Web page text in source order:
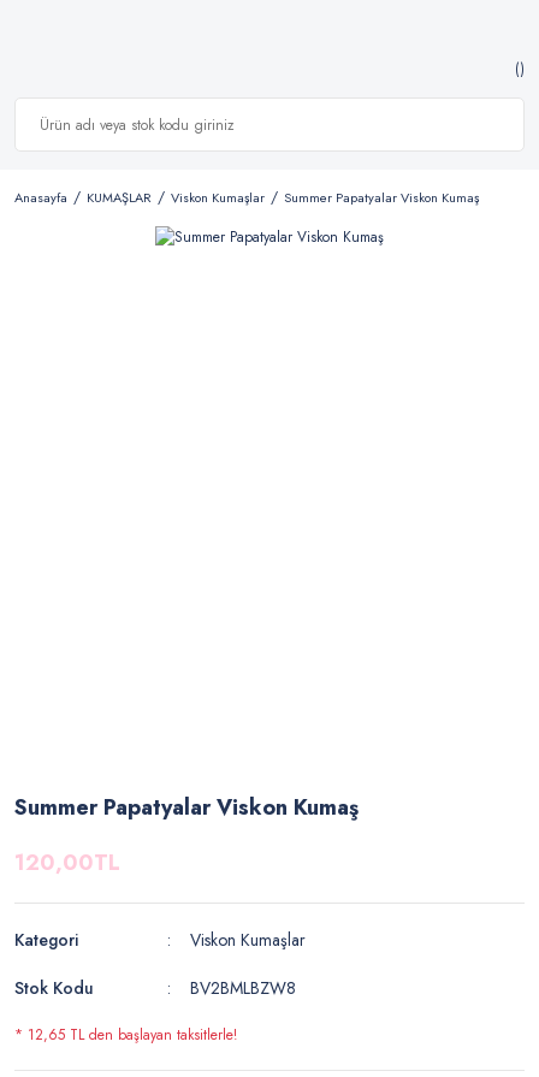
Anasayfa KUMAŞLAR Viskon Kumaşlar Summer Papatyalar Viskon Kumaş
Summer Papatyalar Viskon Kumaş
120,00TL
Kategori
Viskon Kumaşlar
Stok Kodu
BV2BMLBZW8
* 12,65 TL den başlayan taksitlerle!